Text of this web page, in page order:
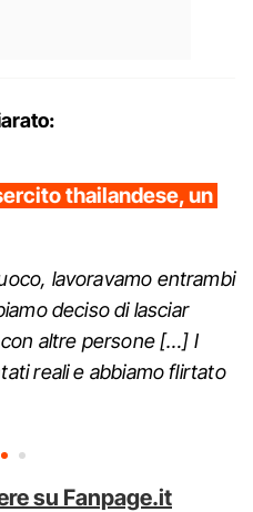
thailandese, un
lavoravamo entrambi
deciso di lasciar
altre persone […] I
reali e abbiamo flirtato
su Fanpage.it